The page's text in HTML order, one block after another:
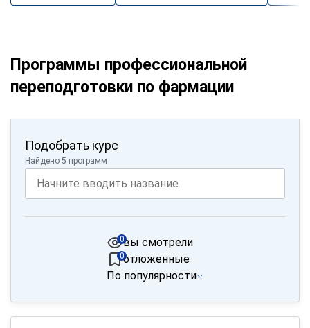
Программы профессиональной
переподготовки по фармации
Подобрать курс
Найдено 5 программ
вы смотрели
0
отложенные
0
По популярности